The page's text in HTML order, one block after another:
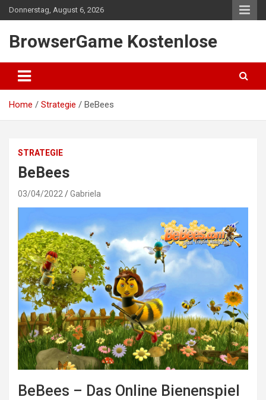
Skip
to
Donnerstag, August 6, 2026
BrowserGame Kostenlose
Home Strategie BeBees
STRATEGIE
BeBees
03/04/2022 Gabriela
BeBees – Das Online Bienenspiel